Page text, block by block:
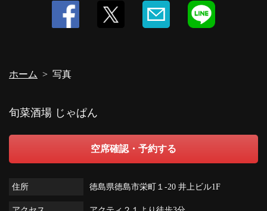
ホーム 写真
旬菜酒場 じゃぱん
空席確認・予約する
住所 徳島県徳島市栄町１-20 井上ビル1F